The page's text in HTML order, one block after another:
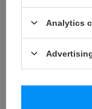
униформы.
Идеальное
и поделкам.
Длина: около 80 мм.
Analytics